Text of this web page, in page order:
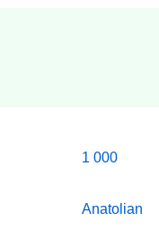
1 000
Anatolian